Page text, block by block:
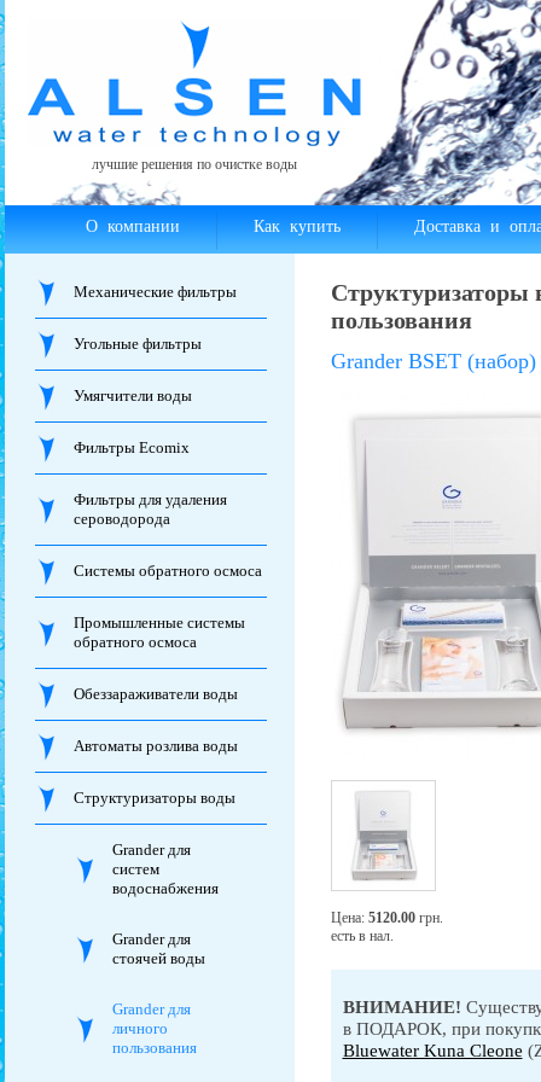
лучшие решения по очистке воды
О компании Как купить Доставка и
Механические фильтры
Угольные фильтры
Умягчители воды
Фильтры Ecomix
Фильтры для удаления
сероводорода
Системы обратного осмоса
Промышленные системы
обратного осмоса
Обеззараживатели воды
Автоматы розлива воды
Структуризаторы воды
Grander для
систем
водоснабжения
Grander для
стоячей воды
Grander для
личного
пользования
Структуризаторы
пользования
Grander BSET (набор)
Цена: 5120.00грн.
есть в нал.
ВНИМАНИЕ!
в ПОДАРОК, при
Bluewater Kuna Cleone